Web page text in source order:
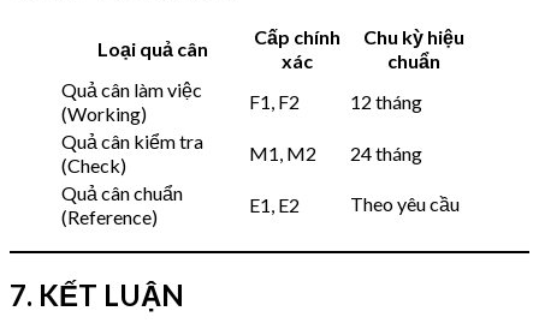
Loại quả cân
Cấp chính
xác
Chu kỳ hiệu
chuẩn
Quả cân làm việc
(Working)
F1, F2
12 tháng
Quả cân kiểm tra
(Check)
M1, M2
24 tháng
Quả cân chuẩn
(Reference)
E1, E2 Theo yêu cầu
7. KẾT LUẬN